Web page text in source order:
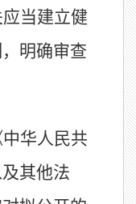
当建立健
明确审查
华人民共
其他法